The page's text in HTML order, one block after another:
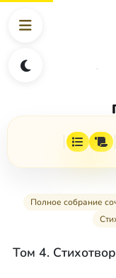
Полное собрание
Том 4.